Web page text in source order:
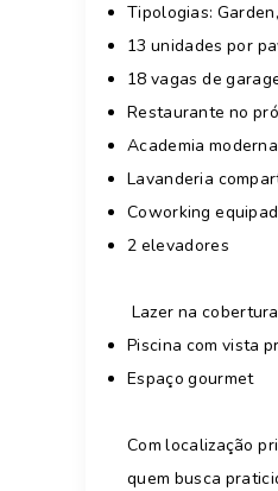
Tipologias:
13 unidades por
18 vagas de
Restaurante no
Academia moderna
Lavanderia
Coworking
2 elevadores
Lazer na
Piscina com vista
Espaço gourmet
Com localização
quem busca